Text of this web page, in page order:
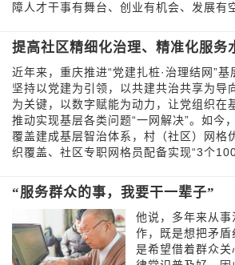
障人才干事有舞台、创业有机会、发展有
提高社区精细化治理、精准化服务
近年来，重庆推进“党建扎桩·治理结网”基
坚持以党建为引领，以共建共治共享为导
为关键，以数字赋能为动力，让党组织在
推动实现基层各类问题“一网解决”。如今
覆盖建成基层智治体系，村（社区）网格
织覆盖、社区专职网格员配备实现“3个
“服务群众的事，我要干一辈子”
他说，多年来从
作，既是想把矛
是希望借着群众